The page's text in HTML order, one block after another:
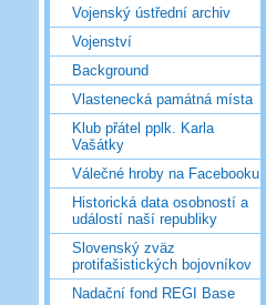
Vojenský ústřední archiv
Vojenství
Background
Vlastenecká památná místa
Klub přátel pplk. Karla
Vašátky
Válečné hroby na Facebooku
Historická data osobností a
událostí naší republiky
Slovenský zväz
protifašistických bojovníkov
Nadační fond REGI Base